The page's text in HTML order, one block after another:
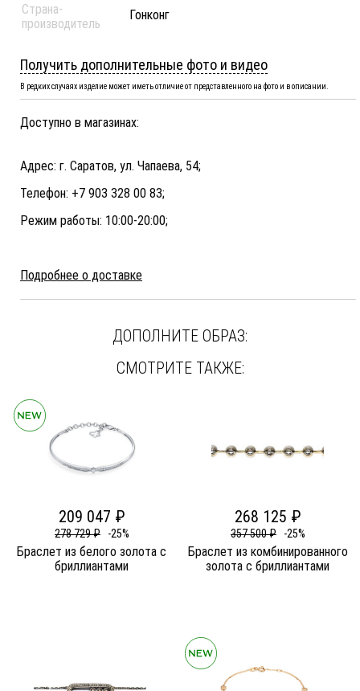
Страна-
производитель
Гонконг
Получить дополнительные фото и видео
В редких случаях изделие может иметь отличие от представленного на фото и в описании.
Доступно в магазинах:
Адрес: г. Саратов, ул. Чапаева, 54;
Телефон: +7 903 328 00 83;
Режим работы: 10:00-20:00;
Подробнее о доставке
ДОПОЛНИТЕ ОБРАЗ:
СМОТРИТЕ ТАКЖЕ:
209 047 ₽
278 729 ₽ -25%
Браслет из белого золота c
бриллиантами
268 125 ₽
357 500 ₽ -25%
Браслет из комбинированного
золота c бриллиантами